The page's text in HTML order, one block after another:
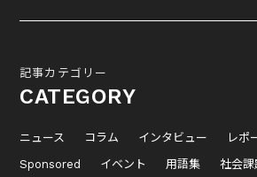
記事カテゴリー
CATEGORY
ニュース コラム インタビュー レポ
Sponsored
イベント 用語集 社会課